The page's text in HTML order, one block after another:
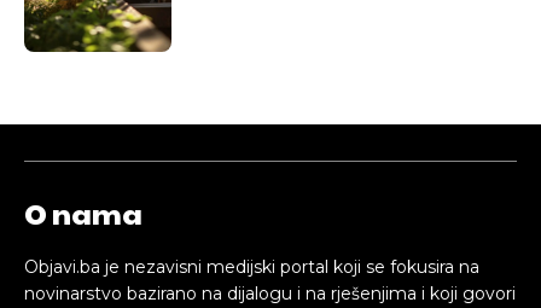
O nama
Objavi.ba je nezavisni medijski portal koji se fokusira na
novinarstvo bazirano na dijalogu i na rješenjima i koji govori